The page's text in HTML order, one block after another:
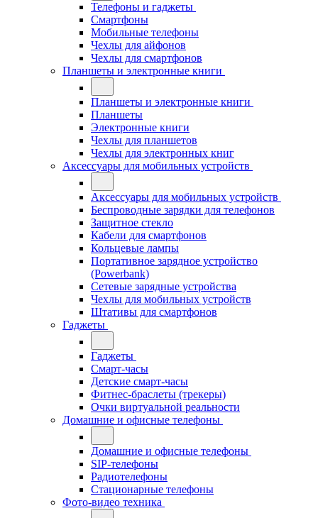
Телефоны и гаджеты
Смартфоны
Мобильные телефоны
Чехлы для айфонов
Чехлы для смартфонов
Планшеты и электронные книги
Планшеты и электронные книги
Планшеты
Электронные книги
Чехлы для планшетов
Чехлы для электронных книг
Аксессуары для мобильных устройств
Аксессуары для мобильных устройств
Беспроводные зарядки для телефонов
Защитное стекло
Кабели для смартфонов
Кольцевые лампы
Портативное зарядное устройство
(Powerbank)
Сетевые зарядные устройства
Чехлы для мобильных устройств
Штативы для смартфонов
Гаджеты
Гаджеты
Смарт-часы
Детские смарт-часы
Фитнес-браслеты (трекеры)
Очки виртуальной реальности
Домашние и офисные телефоны
Домашние и офисные телефоны
SIP-телефоны
Радиотелефоны
Стационарные телефоны
Фото-видео техника